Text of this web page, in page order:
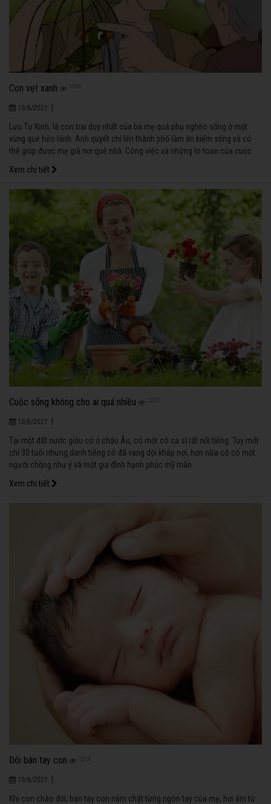
Con vẹt xanh 1334
10/6/2021
Lưu Tư Kinh, là con trai duy nhất của bà mẹ quả phụ nghèo sống ở một
vùng quê hẻo lánh. Anh quyết chí lên thành phố làm ăn kiếm sống và có
thể giúp được mẹ già nơi quê nhà. Công việc và những lo toan của cuộc
cũng đầy nhớ thương mẹ già nhưng chẳng mấy khi anh thu xếp được thời
gian để về thăm mẹ.
Xem chi tiết
Cuộc sống không cho ai quá nhiều 1227
10/6/2021
Tại một đất nước giàu có ở châu Âu, có một cô ca sĩ rất nổi tiếng. Tuy mới
chỉ 30 tuổi nhưng danh tiếng cô đã vang dội khắp nơi, hơn nữa cô có một
người chồng như ý và một gia đình hạnh phúc mỹ mãn.
Xem chi tiết
Đôi bàn tay con 1213
10/6/2021
Khi con chào đời, bàn tay con nắm chặt từng ngón tay của mẹ, hơi ấm từ